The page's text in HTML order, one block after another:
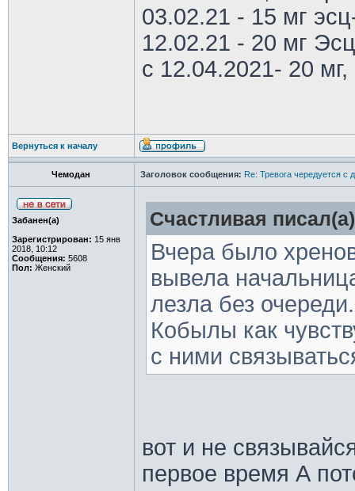
03.02.21 - 15 мг
12.02.21 - 20 мг
с 12.04.2021- 20 мг,
Вернуться к началу
Чемодан Заголовок сообщения: Re: Тревога чередуется с
Забанен(а)
Зарегистрирован: 15 янв
2018, 10:12
Сообщения: 5608
Пол: Женский
Счастливая
Вчера было
вывела
лезла без очереди.
Кобылы как
с ними
вот и не
первое время А